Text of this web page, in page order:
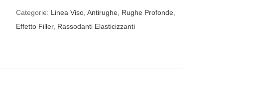
Categorie: Linea Viso, Antirughe, Rughe Profonde,
Effetto Filler, Rassodanti Elasticizzanti